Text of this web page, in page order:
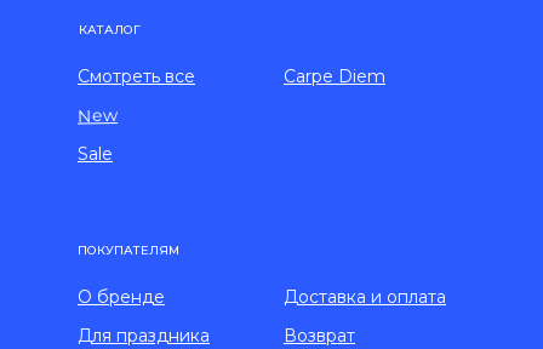
О бренде
Доставка и оплата
Возврат
КАТАЛОГ
ПОКУПАТЕЛЯМ
Carpe Diem
Смотреть все
New
Sale
Для праздника